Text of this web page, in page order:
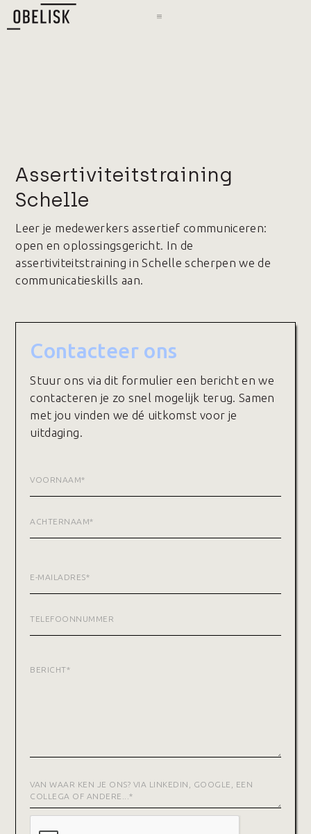
Assertiviteitstraining
Schelle
Leer je medewerkers assertief communiceren:
open en oplossingsgericht. In de
assertiviteitstraining in Schelle scherpen we de
communicatieskills aan.
Contacteer ons
Stuur ons via dit formulier een bericht en we
contacteren je zo snel mogelijk terug. Samen
met jou vinden we dé uitkomst voor je
uitdaging.